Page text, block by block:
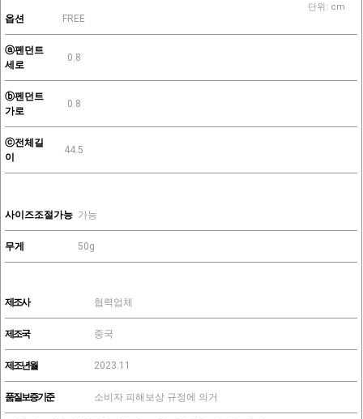
단위: cm
옵션 FREE
ⓐ펜던트
세로
0.8
ⓑ펜던트
가로
0.8
ⓒ전체길
이
44.5
사이즈조절가능 가능
무게 50g
제조사 협력업체
제조국 중국
제조년월 2023.11
품질보증기준 소비자 피해보상 규정에 의거